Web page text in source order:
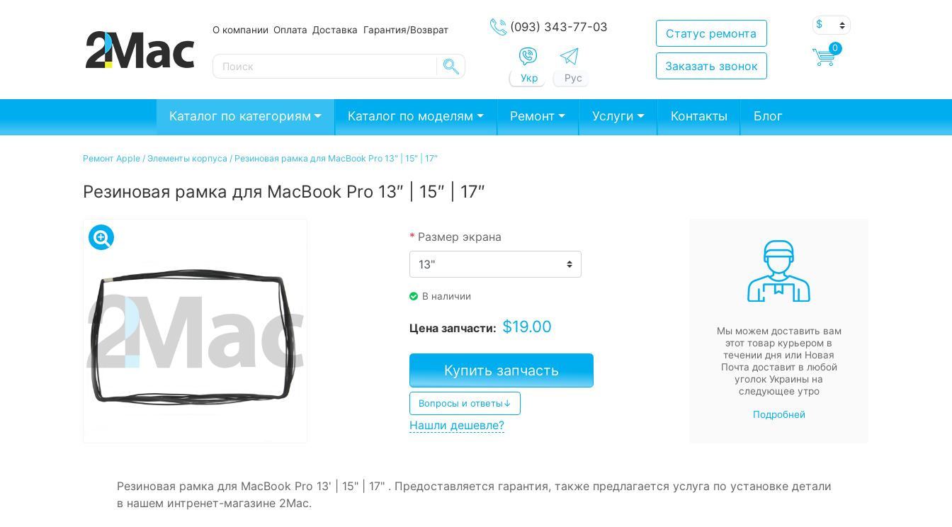
О компании Оплата Доставка Гарантия/Возврат
SE
(093) 343-77-03
Укр Рус
Статус ремонта
Заказать звонок
0
Каталог по категориям Каталог по моделям Ремонт Услуги Контакты Блог
Ремонт Apple / Элементы корпуса / Резиновая рамка для MacBook Pro 13″ | 15″ | 17″
Резиновая рамка для MacBook Pro 13″ | 15″ | 17″
* Размер экрана
В наличии
Цена запчасти: $19.00
Купить запчасть
Вопросы и ответы↓
Нашли дешевле?
Мы можем доставить вам
этот товар курьером в
течении дня или Новая
Почта доставит в любой
уголок Украины на
следующее утро
Подробней
Резиновая рамка для MacBook Pro 13' | 15" | 17" . Предоставляется гарантия, также предлагается услуга по установке детали
в нашем интренет-магазине 2Mac.